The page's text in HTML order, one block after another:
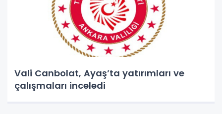
Vali Canbolat, Ayaş’ta yatırımları ve
çalışmaları inceledi